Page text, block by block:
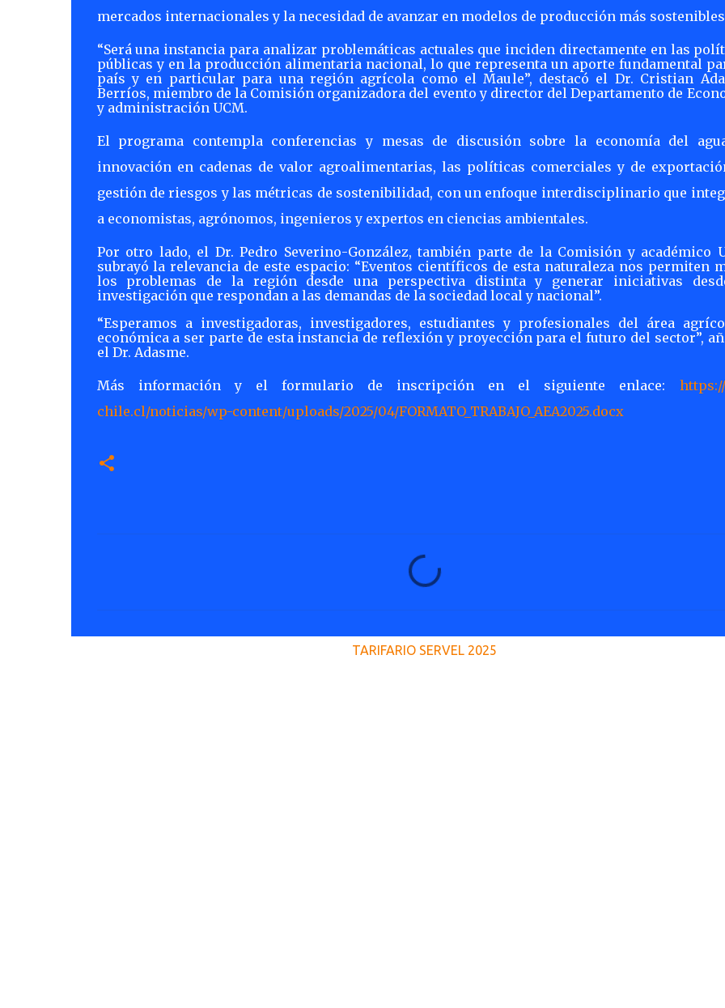
mercados internacionales y la necesidad de avanzar en modelos de producción más
“Será una instancia para analizar problemáticas actuales que inciden directamente en las
públicas y en la producción alimentaria nacional, lo que representa un aporte fundamental
país y en particular para una región agrícola como el Maule”, destacó el Dr. Cristian
Berríos, miembro de la Comisión organizadora del evento y director del Departamento de
y administración UCM.
El programa contempla conferencias y mesas de discusión sobre la economía del
innovación en cadenas de valor agroalimentarias, las políticas comerciales y de
gestión de riesgos y las métricas de sostenibilidad, con un enfoque interdisciplinario que
a economistas, agrónomos, ingenieros y expertos en ciencias ambientales.
Por otro lado, el Dr. Pedro Severino-González, también parte de la Comisión y académico
subrayó la relevancia de este espacio: “Eventos científicos de esta naturaleza nos permiten
los problemas de la región desde una perspectiva distinta y generar iniciativas
investigación que respondan a las demandas de la sociedad local y nacional”.
“Esperamos a investigadoras, investigadores, estudiantes y profesionales del área
económica a ser parte de esta instancia de reflexión y proyección para el futuro del sector”,
el Dr. Adasme.
Más información y el formulario de inscripción en el siguiente enlace:
chile.cl/noticias/wp-content/uploads/2025/04/FORMATO_TRABAJO_AEA2025.docx
TARIFARIO SERVEL 2025